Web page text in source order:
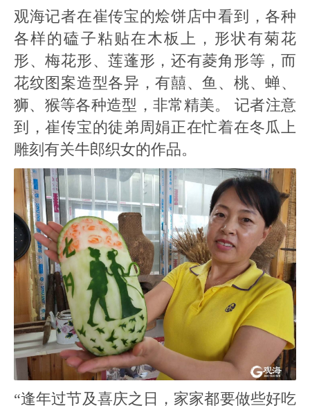
观海记者在崔传宝的烩饼店中看到，各种
各样的磕子粘贴在木板上，形状有菊花
形、梅花形、莲蓬形，还有菱角形等，而
花纹图案造型各异，有囍、鱼、桃、蝉、
狮、猴等各种造型，非常精美。 记者注意
到，崔传宝的徒弟周娟正在忙着在冬瓜上
雕刻有关牛郎织女的作品。
“逢年过节及喜庆之日，家家都要做些好吃